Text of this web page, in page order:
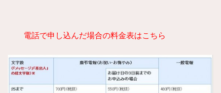
電話で申し込んだ場合の料金表はこちら